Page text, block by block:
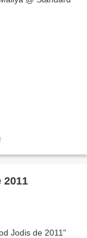
2011